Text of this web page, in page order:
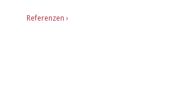
Referenzen ›